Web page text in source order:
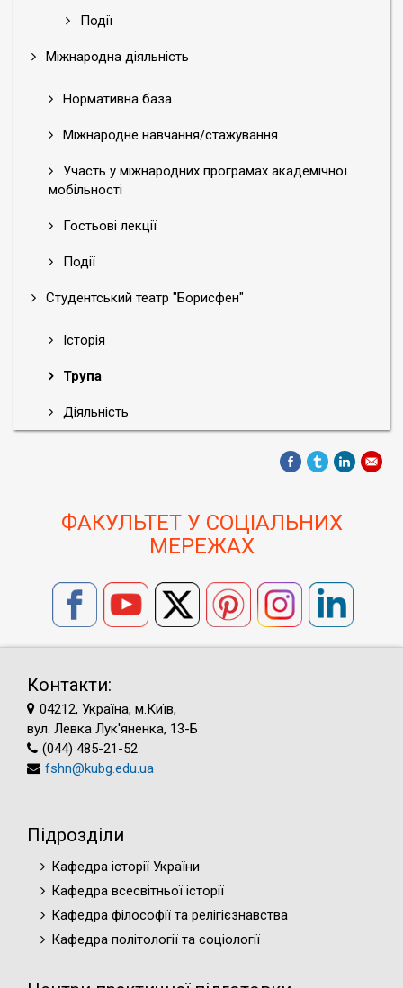
Події
Міжнародна діяльність
Нормативна база
Міжнародне навчання/стажування
Участь у міжнародних програмах академічної
мобільності
Гостьові лекції
Події
Студентський театр "Борисфен"
Історія
Трупа
Діяльність
ФАКУЛЬТЕТ У СОЦІАЛЬНИХ
МЕРЕЖАХ
Контакти:
04212, Україна, м.Київ,
вул. Левка Лук'яненка, 13-Б
(044) 485-21-52
fshn@kubg.edu.ua
Підрозділи
Кафедра історії України
Кафедра всесвітньої історії
Кафедра філософії та релігієзнавства
Кафедра політології та соціології